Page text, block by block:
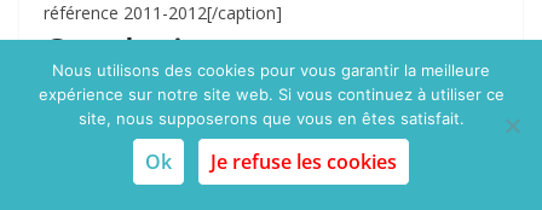
référence 2011-2012[/caption]
Conclusion
Cette étude est la première étape d'un travail de doctorat
dont l'objectif est d'étudier la capacité de différents
modèles d'économie urbaine à prédire l'évolution de
Nous utilisons des cookies pour vous garantir la meilleure
expérience sur notre site web. Si vous continuez à utiliser ce
site, nous supposerons que vous en êtes satisfait.
Ok Je refuse les cookies